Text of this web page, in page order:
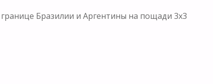
Бразилии и Аргентины на пощади 3х3